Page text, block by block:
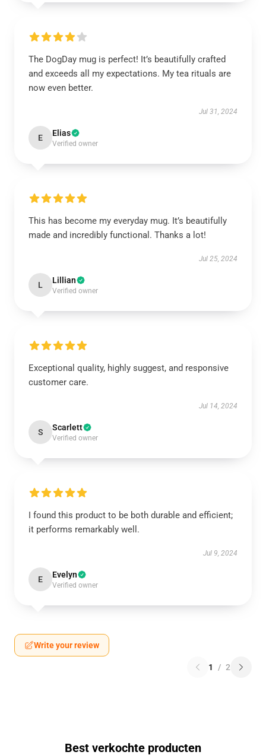
The DogDay mug is perfect! It’s beautifully crafted
and exceeds all my expectations. My tea rituals are
now even better.
Jul 31, 2024
E Elias
Verified owner
This has become my everyday mug. It’s beautifully
made and incredibly functional. Thanks a lot!
Jul 25, 2024
L Lillian
Verified owner
Exceptional quality, highly suggest, and responsive
customer care.
Jul 14, 2024
S Scarlett
Verified owner
I found this product to be both durable and efficient;
it performs remarkably well.
Jul 9, 2024
E Evelyn
Verified owner
Write your review
1 / 2
Best verkochte producten